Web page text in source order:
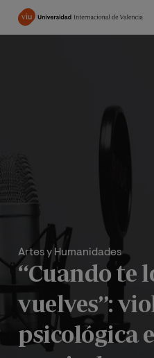
Pasar
Artes y Humanidades
“Cuando te
vuelves”:
psicológica